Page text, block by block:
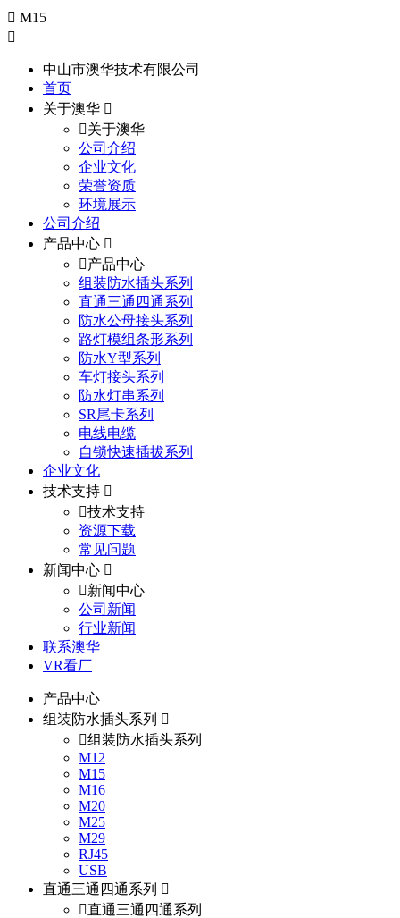
M15
中山市澳华技术有限公司
首页
关于澳华
关于澳华
公司介绍
企业文化
荣誉资质
环境展示
公司介绍
产品中心
产品中心
组装防水插头系列
直通三通四通系列
防水公母接头系列
路灯模组条形系列
防水Y型系列
车灯接头系列
防水灯串系列
SR尾卡系列
电线电缆
自锁快速插拔系列
企业文化
技术支持
技术支持
资源下载
常见问题
新闻中心
新闻中心
公司新闻
行业新闻
联系澳华
VR看厂
产品中心
组装防水插头系列
组装防水插头系列
M12
M15
M16
M20
M25
M29
RJ45
USB
直通三通四通系列
直通三通四通系列